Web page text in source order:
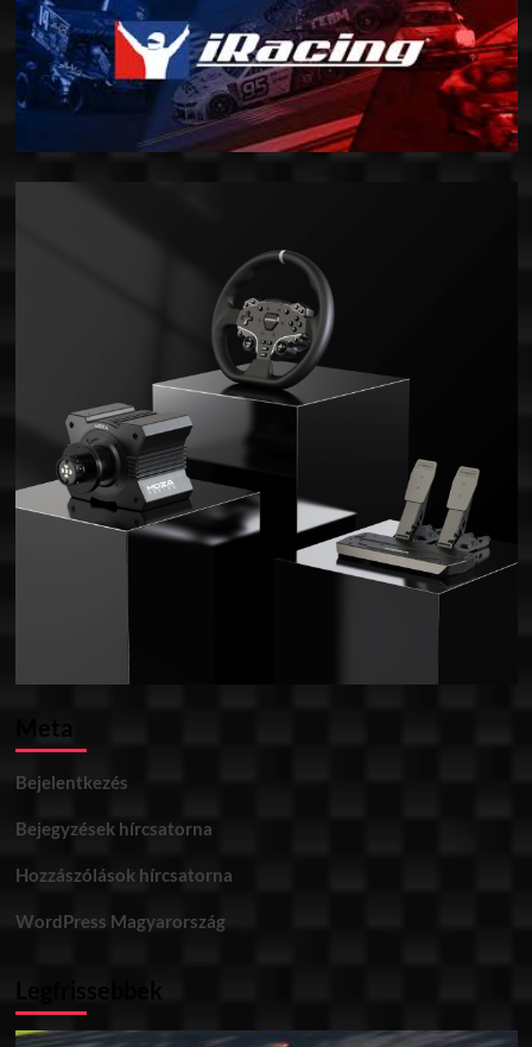
Meta
Bejelentkezés
Bejegyzések hírcsatorna
Hozzászólások hírcsatorna
WordPress Magyarország